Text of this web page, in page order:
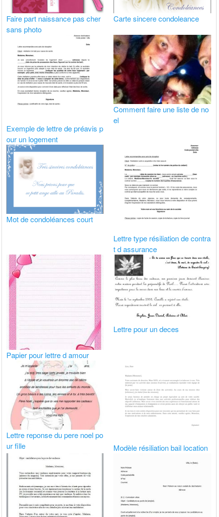
Faire part naissance pas cher
sans photo
Carte sincere condoleance
Exemple de lettre de préavis p
our un logement
Comment faire une liste de no
el
Mot de condoléances court
Lettre type résiliation de contra
t d assurance
Papier pour lettre d amour
Lettre pour un deces
Lettre reponse du pere noel po
ur fille
Modèle résiliation bail location